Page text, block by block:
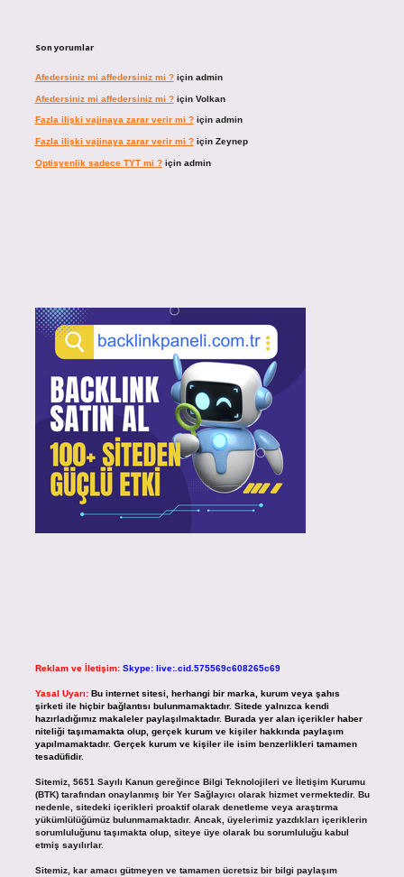
Son yorumlar
Afedersiniz mi affedersiniz mi ?için admin
Afedersiniz mi affedersiniz mi ?için Volkan
Fazla ilişki vajinaya zarar verir mi ?için admin
Fazla ilişki vajinaya zarar verir mi ?için Zeynep
Optisyenlik sadece TYT mi ?için admin
Reklam ve İletişim: Skype: live:.cid.575569c608265c69
Yasal Uyarı: Bu internet sitesi, herhangi bir marka, kurum veya şahıs
şirketi ile hiçbir bağlantısı bulunmamaktadır. Sitede yalnızca kendi
hazırladığımız makaleler paylaşılmaktadır. Burada yer alan içerikler haber
niteliği taşımamakta olup, gerçek kurum ve kişiler hakkında paylaşım
yapılmamaktadır. Gerçek kurum ve kişiler ile isim benzerlikleri tamamen
tesadüfidir.
Sitemiz, 5651 Sayılı Kanun gereğince Bilgi Teknolojileri ve İletişim Kurumu
(BTK) tarafından onaylanmış bir Yer Sağlayıcı olarak hizmet vermektedir. Bu
nedenle, sitedeki içerikleri proaktif olarak denetleme veya araştırma
yükümlülüğümüz bulunmamaktadır. Ancak, üyelerimiz yazdıkları içeriklerin
sorumluluğunu taşımakta olup, siteye üye olarak bu sorumluluğu kabul
etmiş sayılırlar.
Sitemiz, kar amacı gütmeyen ve tamamen ücretsiz bir bilgi paylaşım